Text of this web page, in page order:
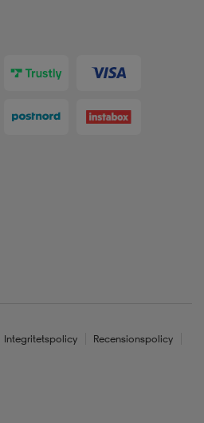
Integritetspolicy
Recensionspolicy